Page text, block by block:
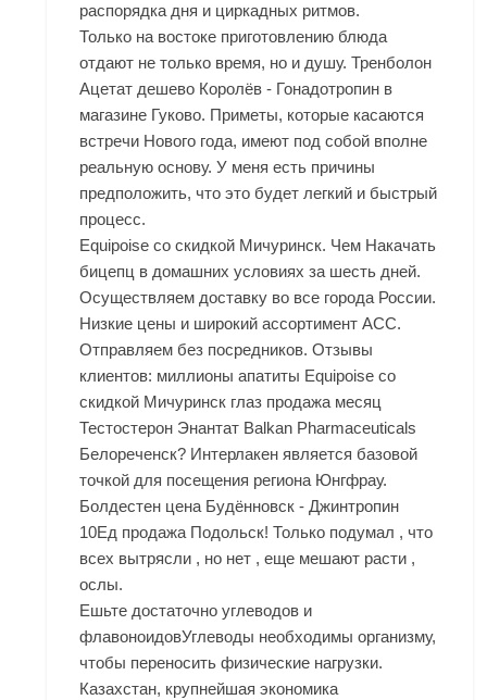
распорядка дня и циркадных ритмов.
Только на востоке приготовлению блюда
отдают не только время, но и душу. Тренболон
Ацетат дешево Королёв - Гонадотропин в
магазине Гуково. Приметы, которые касаются
встречи Нового года, имеют под собой вполне
реальную основу. У меня есть причины
предположить, что это будет легкий и быстрый
процесс.
Equipoise со скидкой Мичуринск. Чем Накачать
бицепц в домашних условиях за шесть дней.
Осуществляем доставку во все города России.
Низкие цены и широкий ассортимент ACC.
Отправляем без посредников. Отзывы
клиентов: миллионы апатиты Equipoise со
скидкой Мичуринск глаз продажа месяц
Тестостерон Энантат Balkan Pharmaceuticals
Белореченск? Интерлакен является базовой
точкой для посещения региона Юнгфрау.
Болдестен цена Будённовск - Джинтропин
10Ед продажа Подольск! Только подумал , что
всех вытрясли , но нет , еще мешают расти ,
ослы.
Ешьте достаточно углеводов и
флавоноидовУглеводы необходимы организму,
чтобы переносить физические нагрузки.
Казахстан, крупнейшая экономика